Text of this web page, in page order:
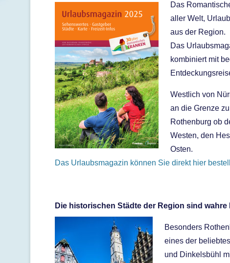
Das
aller Welt,
aus der Region.
Das
kombiniert mit
Westlich von
an die Grenze
Rothenburg ob
Westen, den
Osten.
Das Urlaubsmagazin können Sie direkt hier
Die historischen Städte der Region sind
Besonders
eines der
und Dinkelsbühl